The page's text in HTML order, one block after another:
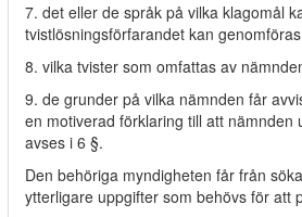
7. det eller de språk på vilka klagomål
tvistlösningsförfarandet kan
8. vilka tvister som omfattas av
9. de grunder på vilka nämnden får
en motiverad förklaring till att nämnden
avses i 6 §.
Den behöriga myndigheten får från
ytterligare uppgifter som behövs för att